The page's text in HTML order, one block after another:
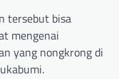
tersebut bisa
mengenai
yang nongkrong di